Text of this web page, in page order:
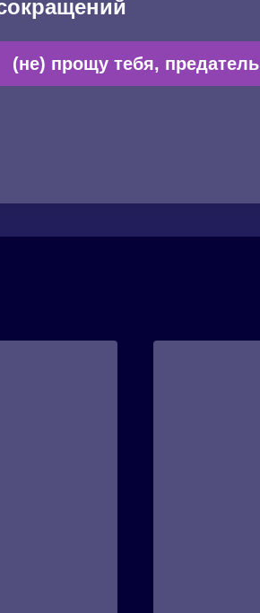
(не) прощу тебя, предатель